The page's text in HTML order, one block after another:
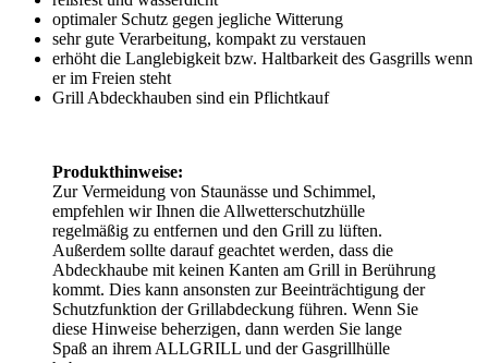
optimaler Schutz gegen jegliche Witterung
sehr gute Verarbeitung, kompakt zu verstauen
erhöht die Langlebigkeit bzw. Haltbarkeit des Gasgrills wenn
er im Freien steht
Grill Abdeckhauben sind ein Pflichtkauf
Produkthinweise:
Zur Vermeidung von Staunässe und Schimmel,
empfehlen wir Ihnen die Allwetterschutzhülle
regelmäßig zu entfernen und den Grill zu lüften.
Außerdem sollte darauf geachtet werden, dass die
Abdeckhaube mit keinen Kanten am Grill in Berührung
kommt. Dies kann ansonsten zur Beeinträchtigung der
Schutzfunktion der Grillabdeckung führen. Wenn Sie
diese Hinweise beherzigen, dann werden Sie lange
Spaß an ihrem ALLGRILL und der Gasgrillhülle